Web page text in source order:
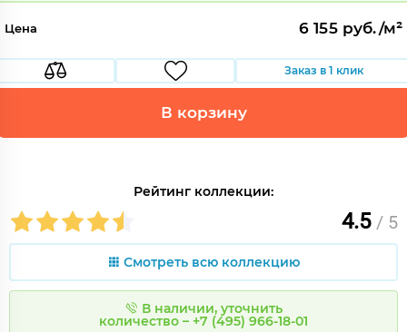
Цена 6 155 руб./м²
Заказ в 1 клик
В корзину
Рейтинг коллекции:
4.5 / 5
Смотреть всю коллекцию
В наличии, уточнить
количество – +7 (495) 966-18-01